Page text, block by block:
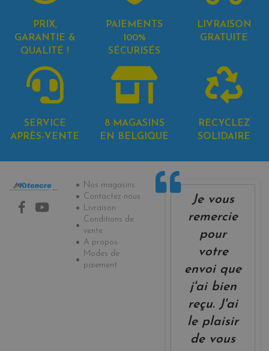
PRIX,
GARANTIE &
QUALITÉ !
PAIEMENTS
100%
SÉCURISÉS
LIVRAISON
GRATUITE
SERVICE
APRÈS-VENTE
8 MAGASINS
EN BELGIQUE
RECYCLEZ
SOLIDAIRE
Informations
Nos magasins
Contactez-nous
Livraison
Conditions de
vente
A propos
Modes de
paiement
Je vous
remercie
pour
votre
envoi que
j'ai bien
reçu. J'ai
le plaisir
de vous